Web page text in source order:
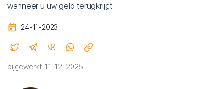
wanneer u uw geld terugkrijgt.
24-11-2023
bijgewerkt 11-12-2025